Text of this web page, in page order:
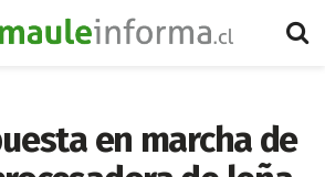
en marcha de